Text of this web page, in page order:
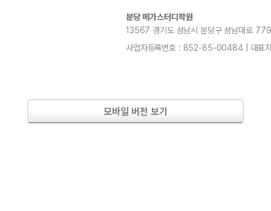
분당 메가스터디학원
13567 경기도 성남시 분당구 성남대로
사업자등록번호 : 852-85-00484 | 대표
모바일 버전 보기